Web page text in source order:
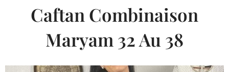
Caftan Combinaison
Maryam 32 Au 38